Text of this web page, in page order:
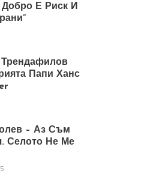
Е Риск И
Трендафилов
Папи Ханс
– Аз Съм
Селото Не Ме